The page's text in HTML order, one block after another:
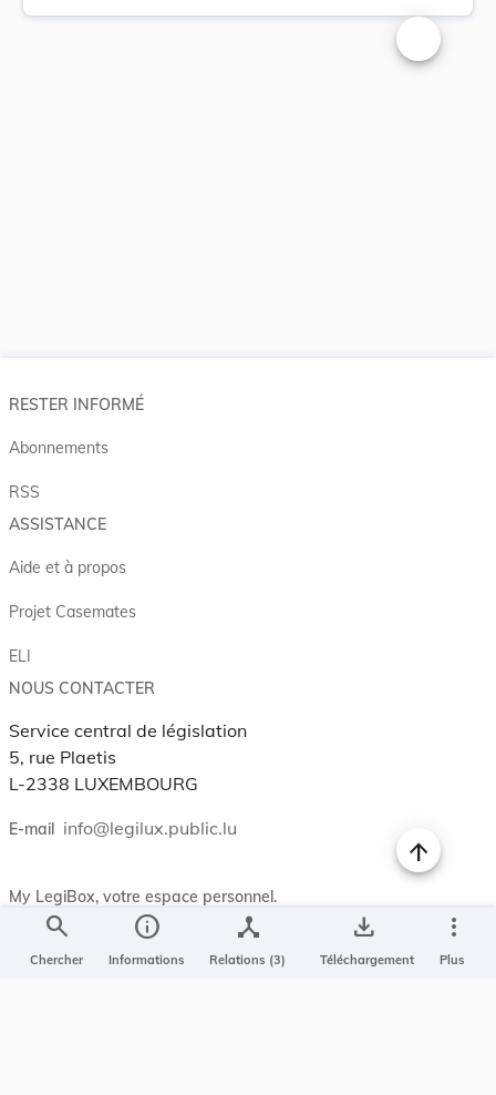
Changer la
search
Chercher
info
Informations
device_hub
Relations (3)
save_alt
Téléchargement
more_vert
Plus
RESTER INFORMÉ
Abonnements
RSS
ASSISTANCE
Aide et à propos
Projet Casemates
ELI
NOUS CONTACTER
Service central de législation
5, rue Plaetis
L-2338 LUXEMBOURG
E-mail info@legilux.public.lu
My LegiBox, votre espace personnel.
Se connecter